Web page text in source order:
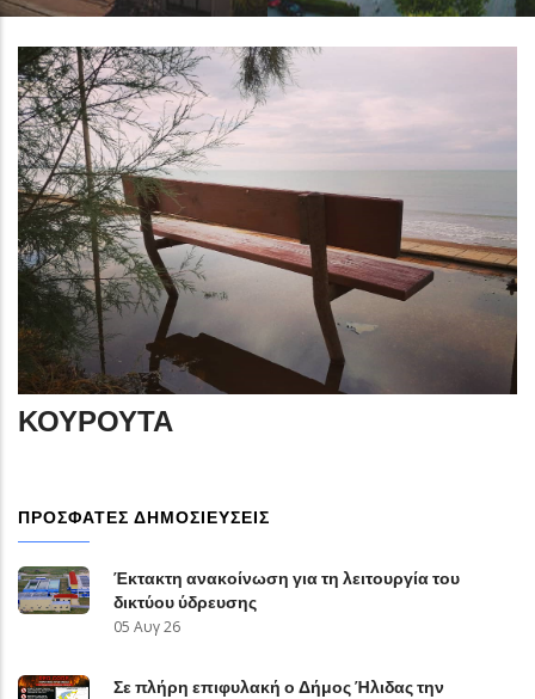
ΚΟΥΡΟΥΤΑ
ΠΡΟΣΦΑΤΕΣ ΔΗΜΟΣΙΕΥΣΕΙΣ
Έκτακτη ανακοίνωση για τη λειτουργία του
δικτύου ύδρευσης
05 Αυγ 26
Σε πλήρη επιφυλακή ο Δήμος Ήλιδας την